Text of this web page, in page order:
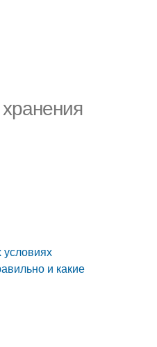
и какие